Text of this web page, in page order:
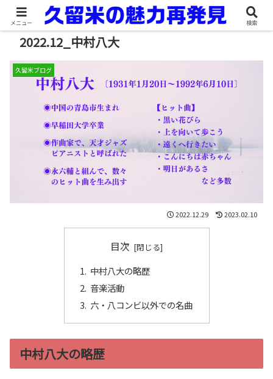
2022.12_中村八大
久留米ブログ
2022.12.29 2023.02.10
目次
中村八大の略歴
音楽活動
六・八コンビ以外での名曲
中村八大の略歴
メニュー 検索